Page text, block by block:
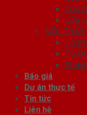
Cửa
Cửa
NỘI THẤT
Tủ
Tủ
Phụ
Báo giá
Dự án thực tế
Tin tức
Liên hệ